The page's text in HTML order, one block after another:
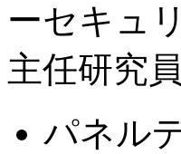
ーセキュ
主任研究
パネル